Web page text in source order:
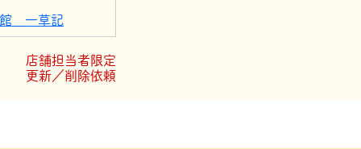
一草記
山田店
旭町店
栄町店
店舗担当者限定
更新／削除依頼